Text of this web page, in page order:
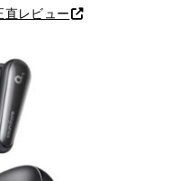
直レビュー